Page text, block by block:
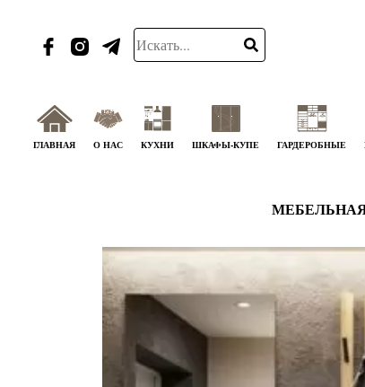
ГЛАВНАЯ О НАС КУХНИ ШКАФЫ-КУПЕ ГАРДЕРОБНЫЕ
МЕБЕЛЬНАЯ